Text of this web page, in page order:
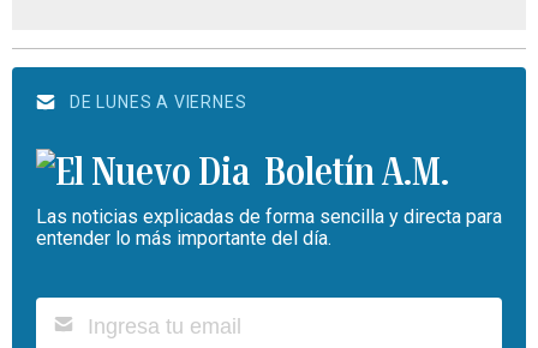
DE LUNES A VIERNES
Boletín A.M.
Las noticias explicadas de forma sencilla y directa para
entender lo más importante del día.